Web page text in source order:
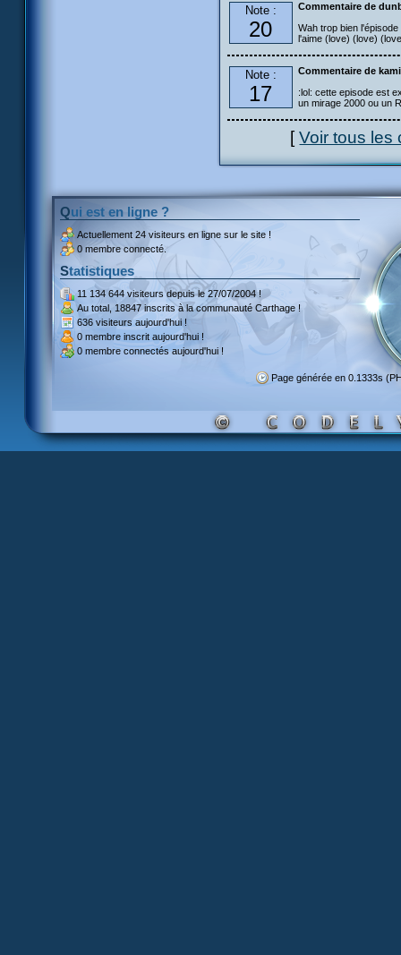
Note :
20
Commentaire de
Wah trop bien
l'aime (love) (love)
Note :
17
Commentaire de
:lol: cette episode est
un mirage 2000 ou un
[Voir tous les
Qui est en ligne ?
Actuellement 24 visiteurs en ligne sur le site !
0 membre connecté.
Statistiques
11 134 644 visiteursdepuis le 27/07/2004 !
Au total, 18847 inscritsà la communauté Carthage !
636 visiteurs aujourd'hui !
0 membre inscrit aujourd'hui !
0 membre connectés aujourd'hui !
Page générée en 0.1333s